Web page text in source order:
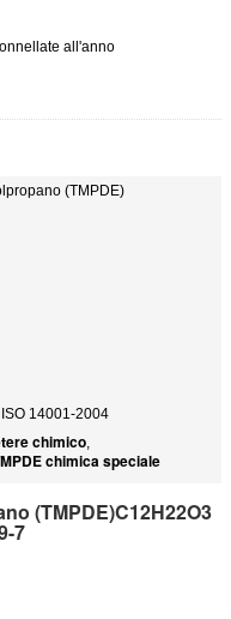
all'anno
(TMPDE)
14001-2004
chimico,
chimica speciale
(TMPDE)C12H22O3
7